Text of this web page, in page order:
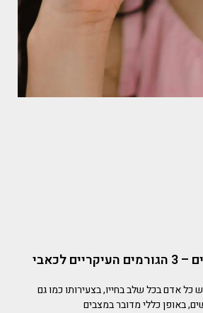
שומרים על הברכיים – 3 הגורמים העיקריים לכאבי
כל אדם בכל שלב בחייו, בצעירותו כמו גם
באופן כללי מדובר במצבים